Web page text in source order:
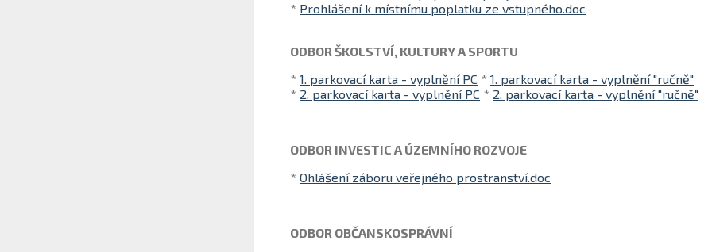
* Prohlášení k místnímu poplatku ze vstupného.doc
ODBOR ŠKOLSTVÍ, KULTURY A SPORTU
* 1. parkovací karta - vyplnění PC * 1. parkovací karta - vyplnění "ručně"
* 2. parkovací karta - vyplnění PC * 2. parkovací karta - vyplnění "ručně"
ODBOR INVESTIC A ÚZEMNÍHO ROZVOJE
* Ohlášení záboru veřejného prostranství.doc
ODBOR OBČANSKOSPRÁVNÍ